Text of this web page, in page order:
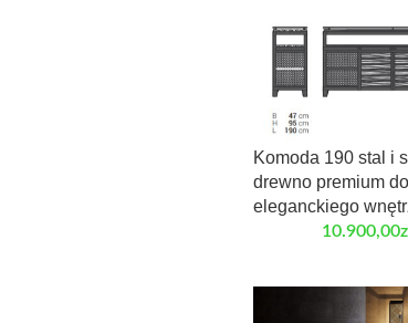
Komoda 190 stal i
drewno premium do
eleganckiego
10.900,00